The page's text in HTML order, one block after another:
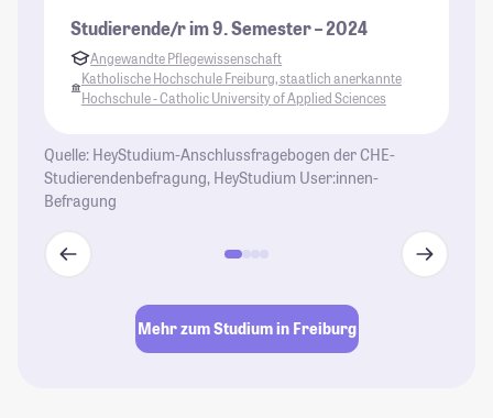
Studierende/r im 9. Semester – 2024
Angewandte Pflegewissenschaft
Katholische Hochschule Freiburg, staatlich anerkannte
Hochschule - Catholic University of Applied Sciences
Quelle: HeyStudium-Anschlussfragebogen der CHE-
Studierendenbefragung, HeyStudium User:innen-
Befragung
Mehr zum Studium in Freiburg